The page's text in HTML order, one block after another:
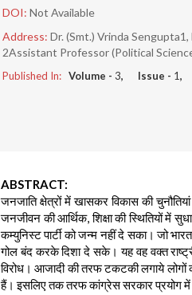
DOI: Not Available
Address: Dr. (Smt.) Vrinda
2Assistant Professor (Political
Published In: Volume - 3, Issue - 1,
ABSTRACT:
जनजाति क्षेत्रों में खासकर विकास की
जनजीवन की आर्थिक, शिक्षा की स्थितियों में
कम्युनिस्ट पार्टी को जन्म नहीं दे सका। जो
गोल बंद करके दिशा दे सके। यह वह वक्त
विरोध। आजादी की तरफ टकटकी लगाये
हैं। इसलिए तक तरफ कांग्रेस सरकार प्रयोग में